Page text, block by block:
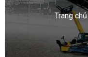
Trang chủ